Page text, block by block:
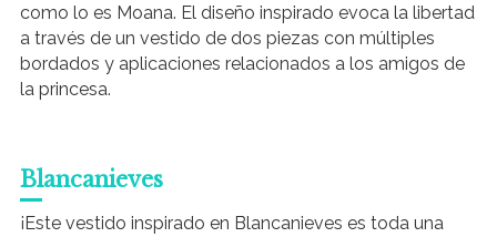
como lo es Moana. El diseño inspirado evoca la libertad
a través de un vestido de dos piezas con múltiples
bordados y aplicaciones relacionados a los amigos de
la princesa.
Blancanieves
¡Este vestido inspirado en Blancanieves es toda una